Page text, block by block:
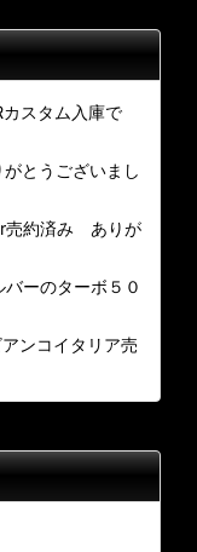
スタム入庫で
とうございまし
売約済み ありが
ーのターボ５０
ンコイタリア売